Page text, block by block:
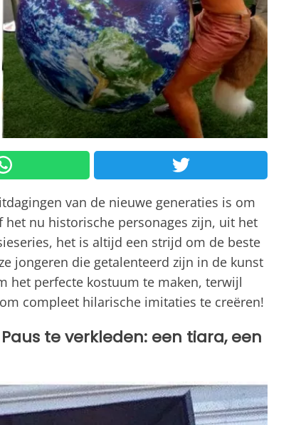
van de nieuwe generaties is om
nu historische personages zijn, uit het
het is altijd een strijd om de beste
jongeren die getalenteerd zijn in de kunst
het perfecte kostuum te maken, terwijl
compleet hilarische imitaties te creëren!
te verkleden: een tiara, een